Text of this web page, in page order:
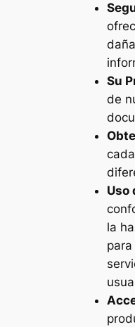
Su
de
Uso
la